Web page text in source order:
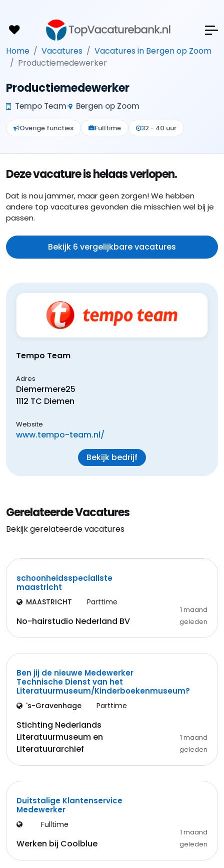
Home Vacatures
Vacatures in Bergen op Zoom
Productiemedewerker
Productiemedewerker
Tempo Team Bergen op Zoom
Overige functies Fulltime 32 - 40 uur
Deze vacature is helaas verlopen.
Dat is nou jammer, maar geen zorgen! We hebben
andere top vacatures gevonden die misschien wel bij je
passen.
Bekijk 6 vergelijkbare vacatures
Tempo Team
Adres
Diemermere25
1112 TC Diemen
Website
www.tempo-team.nl/
Bekijk bedrijf
Gerelateerde Vacatures
Bekijk gerelateerde vacatures
schoonheidsspecialiste
maastricht
MAASTRICHT Parttime
No-hairstudio Nederland BV
1 maand
geleden
Ben jij de nieuwe Medewerker
Technische Dienst van het
Literatuurmuseum/Kinderboekenmuseum?
's-Gravenhage Parttime
Stichting Nederlands
Literatuurmuseum en
Literatuurarchief
1 maand
geleden
Duitstalige Klantenservice
Medewerker
Fulltime
Werken bij Coolblue
1 maand
geleden